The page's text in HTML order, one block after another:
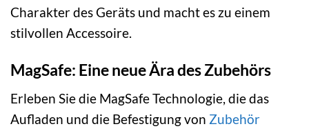
Charakter des Geräts und macht es zu einem
stilvollen Accessoire.
MagSafe: Eine neue Ära des Zubehörs
Erleben Sie die MagSafe Technologie, die das
Aufladen und die Befestigung von Zubehör